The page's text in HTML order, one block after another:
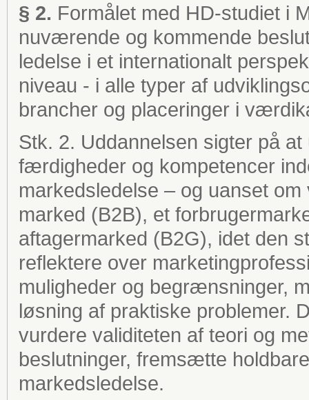
§ 2. Formålet med HD-studiet i
nuværende og kommende
ledelse i et internationalt
niveau - i alle typer af
brancher og placeringer i
Stk. 2. Uddannelsen sigter på
færdigheder og kompetencer
markedsledelse – og uanset
marked (B2B), et
aftagermarked (B2G), idet den
reflektere over
muligheder og begrænsninger,
løsning af praktiske problemer.
vurdere validiteten af teori og
beslutninger, fremsætte
markedsledelse.